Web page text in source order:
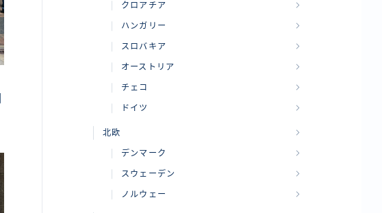
クロアチア
ハンガリー
スロバキア
オーストリア
チェコ
ドイツ
北欧
デンマーク
スウェーデン
ノルウェー